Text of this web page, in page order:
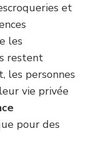
et
les
restent
les personnes
vie privée
pour des